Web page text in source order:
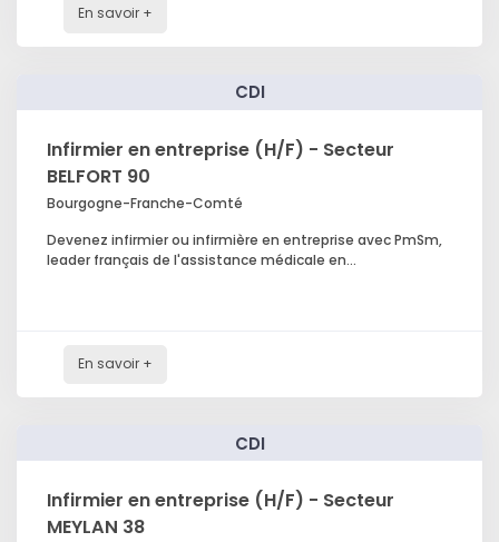
En savoir +
CDI
Infirmier en entreprise (H/F) - Secteur
BELFORT 90
Bourgogne-Franche-Comté
Devenez infirmier ou infirmière en entreprise avec PmSm,
leader français de l'assistance médicale en...
En savoir +
CDI
Infirmier en entreprise (H/F) - Secteur
MEYLAN 38